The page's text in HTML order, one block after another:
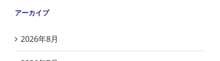
アーカイブ
2026年8月